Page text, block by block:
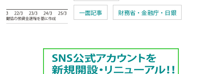
一面記事 財務省・金融庁・日銀